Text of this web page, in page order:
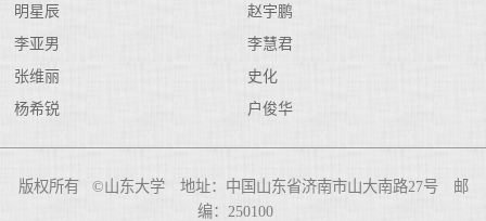
明星辰
赵宇鹏
李亚男
李慧君
张维丽
史化
杨希锐
户俊华
版权所有 ©山东大学 地址：中国山东省济南市山大南路27号 邮
编：250100